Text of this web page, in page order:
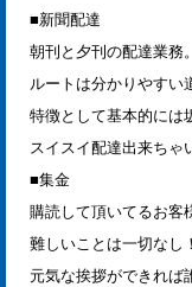
■新聞配達
朝刊と夕刊の配達業務。
ルートは分かりやすい
特徴として基本的には
スイスイ配達出来ちゃ
■集金
購読して頂いてるお客
難しいことは一切なし！
元気な挨拶ができれば